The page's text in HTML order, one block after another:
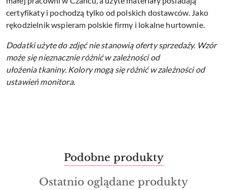
certyfikaty i pochodzą tylko od polskich dostawców. Jako
rękodzielnik wspieram polskie firmy i lokalne hurtownie.
Dodatki użyte do zdjęć nie stanowią oferty sprzedaży. Wzór
może się nieznacznie różnić w zależności od
ułożenia tkaniny. Kolory mogą się różnić w zależności od
ustawień monitora.
Pomiń karuzelę produktów
Produkty
o
statusie:
Podobne produkty
Produkty
Ostatnio oglądane produkty